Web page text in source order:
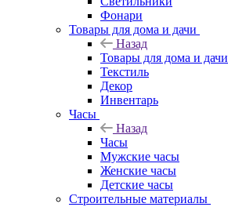
Фонари
Товары для дома и дачи
Назад
Товары для дома и дачи
Текстиль
Декор
Инвентарь
Часы
Назад
Часы
Мужские часы
Женские часы
Детские часы
Строительные материалы